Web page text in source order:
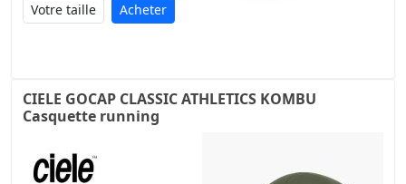
Acheter
CIELE GOCAP CLASSIC ATHLETICS KOMBU
Casquette running